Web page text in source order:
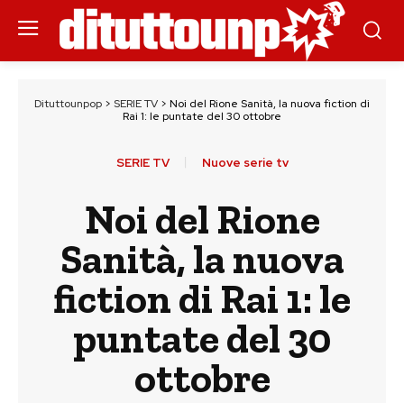
Dituttounpop > SERIE TV > Noi del Rione Sanità, la nuova fiction di
Rai 1: le puntate del 30 ottobre
SERIE TV Nuove serie tv
Noi del Rione
Sanità, la nuova
fiction di Rai 1: le
puntate del 30
ottobre